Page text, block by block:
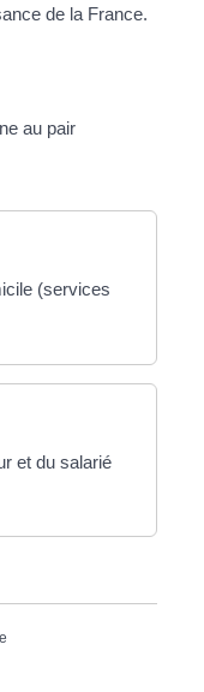
de la France.
au pair
(services
et du salarié